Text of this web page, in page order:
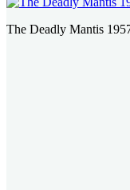
The Deadly Mantis